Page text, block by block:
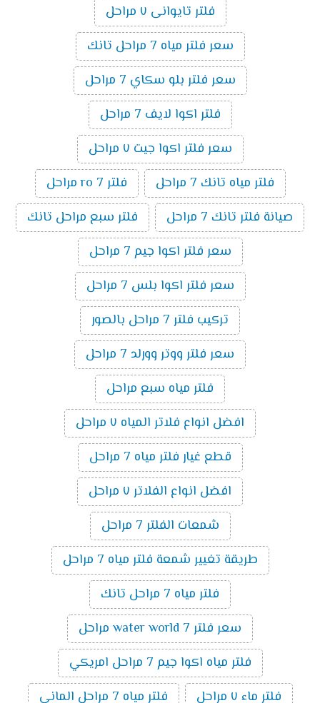
فلتر تايوانى ٧ مراحل
سعر فلتر مياه 7 مراحل تانك
سعر فلتر بلو سكاي 7 مراحل
فلتر اكوا لايف 7 مراحل
سعر فلتر اكوا جيت ٧ مراحل
فلتر مياه تانك 7 مراحل
فلتر ro 7 مراحل
صيانة فلتر تانك 7 مراحل
فلتر سبع مراحل تانك
سعر فلتر اكوا جيم 7 مراحل
سعر فلتر اكوا بلس 7 مراحل
تركيب فلتر 7 مراحل بالصور
سعر فلتر ووتر وورلد 7 مراحل
فلتر مياه سبع مراحل
افضل انواع فلاتر المياه ٧ مراحل
قطع غيار فلتر مياه 7 مراحل
افضل انواع الفلاتر ٧ مراحل
شمعات الفلتر 7 مراحل
طريقة تغيير شمعة فلتر مياه 7 مراحل
فلتر مياه 7 مراحل تانك
سعر فلتر water world 7 مراحل
فلتر مياه اكوا جيم 7 مراحل امريكي
فلتر ماء ٧ مراحل
فلتر مياه 7 مراحل الماني